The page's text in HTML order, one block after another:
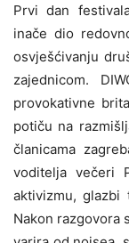
Prvi dan
inače dio
osvješćivanju
zajednicom.
provokativne
potiču na
članicama
voditelja večeri
aktivizmu, glazbi
Nakon razgovora